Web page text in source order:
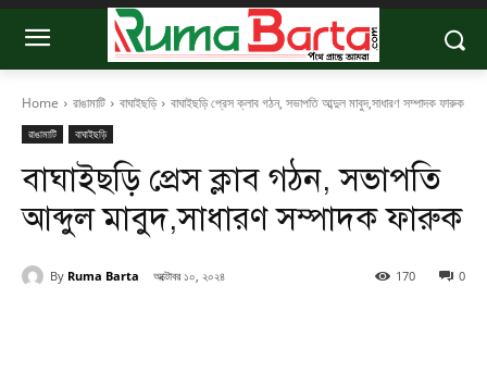
Home রাঙামাটি বাঘাইছড়ি বাঘাইছড়ি প্রেস ক্লাব গঠন, সভাপতি আব্দুল মাবুদ,সাধারণ সম্পাদক ফারুক
রাঙামাটি বাঘাইছড়ি
বাঘাইছড়ি প্রেস ক্লাব গঠন, সভাপতি
আব্দুল মাবুদ,সাধারণ সম্পাদক ফারুক
By Ruma Barta অক্টোবর ১০, ২০২৪ 0
170